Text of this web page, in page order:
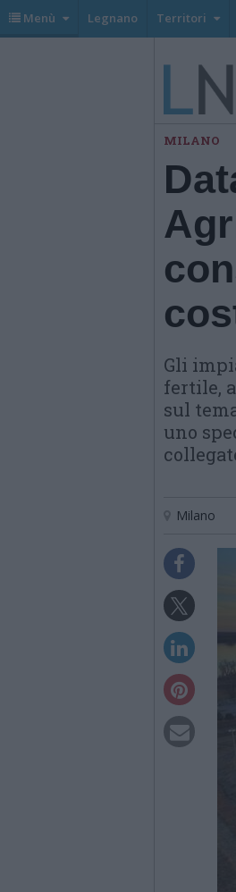
Menù Legnano Territori
MILANO
Gli
fertile,
sul
uno
Milano